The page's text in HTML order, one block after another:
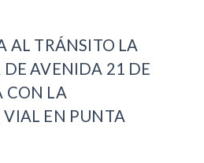
AL TRÁNSITO LA
DE AVENIDA 21 DE
CON LA
VIAL EN PUNTA